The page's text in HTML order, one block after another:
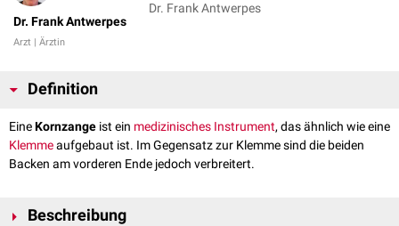
Dr. Frank Antwerpes
Arzt | Ärztin
Dr. Frank Antwerpes
Definition
EineKornzange ist ein medizinisches Instrument, das ähnlich wie eine
Klemmeaufgebaut ist. Im Gegensatz zur Klemme sind die beiden
Backen am vorderen Ende jedoch verbreitert.
Beschreibung